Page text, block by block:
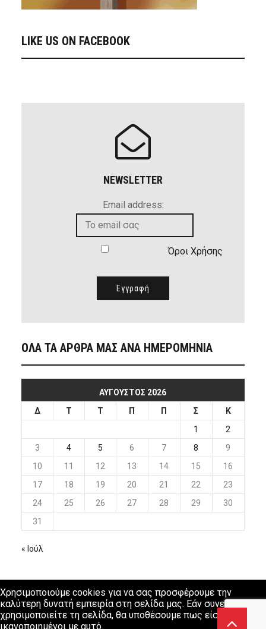
LIKE US ON FACEBOOK
NEWSLETTER
Email address:
Όροι Χρήσης
ΟΛΑ ΤΑ ΑΡΘΡΑ ΜΑΣ ΑΝΑ ΗΜΕΡΟΜΗΝΙΑ
ΑΎΓΟΥΣΤΟΣ 2026
Δ
Τ Τ Π Π Σ
Κ
1
2
3
4 5 6 7 8
9
10
11 12 13 14 15
16
17
18 19 20 21 22
23
24
25 26 27 28 29
30
31
« Ιούλ
Χρησιμοποιούμε cookies για να σας προσφέρουμε την
καλύτερη δυνατή εμπειρία στη σελίδα μας. Εάν συνεχίσετε να
χρησιμοποιείτε τη σελίδα, θα υποθέσουμε πως είστε
ικανοποιημένοι με αυτό.